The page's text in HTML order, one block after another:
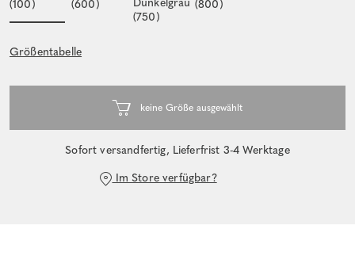
Größentabelle
Sofort versandfertig, Lieferfrist 3-4 Werktage
Im Store verfügbar?